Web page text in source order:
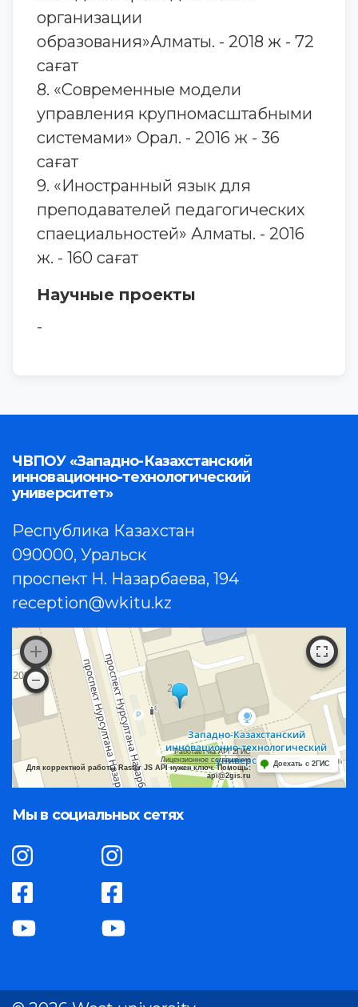
организации
образования»Алматы. - 2018 ж - 72
сағат
8. «Современные модели
управления крупномасштабными
системами» Орал. - 2016 ж - 36
сағат
9. «Иностранный язык для
преподавателей педагогических
спаециальностей» Алматы. - 2016
ж. - 160 сағат
Научные проекты
-
ЧВПОУ «Западно-Казахстанский
инновационно-технологический
университет»
Республика Казахстан
090000, Уральск
проспект Н. Назарбаева, 194
reception@wkitu.kz
Работает на API 2ГИС
Лицензионное соглашение
Для корректной работы Raster JS API нужен ключ. Помощь:
api@2gis.ru
Доехать с 2ГИС
Мы в социальных сетях